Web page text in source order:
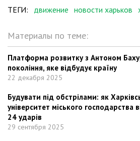
ТЕГИ: движение новости харьков
Материалы по теме:
Платформа розвитку з Антоном
покоління, яке відбудує країну
22 декабря 2025
Будувати під обстрілами: як
університет міського господарства
24 ударів
29 сентября 2025